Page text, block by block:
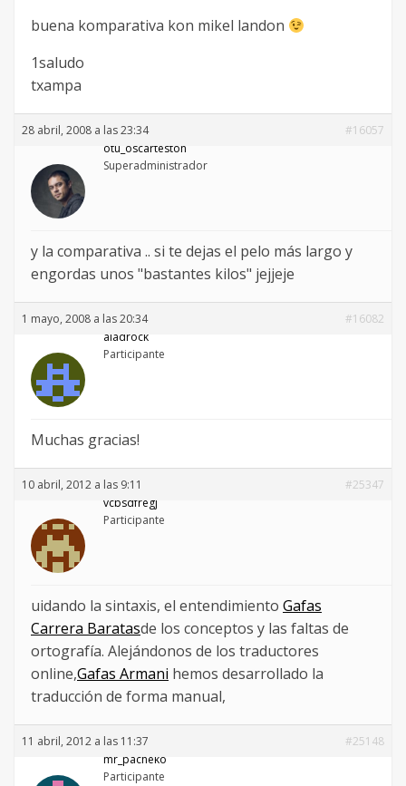
buena komparativa kon mikel landon
1saludo
txampa
28 abril, 2008 a las 23:34
#16057
otu_oscarteston
Superadministrador
y la comparativa .. si te dejas el pelo más largo y
engordas unos "bastantes kilos" jejjeje
1 mayo, 2008 a las 20:34
#16082
aladrock
Participante
Muchas gracias!
10 abril, 2012 a las 9:11
#25347
vcbsdfregj
Participante
uidando la sintaxis, el entendimiento Gafas
Carrera Baratasde los conceptos y las faltas de
ortografía. Alejándonos de los traductores
online,Gafas Armani hemos desarrollado la
traducción de forma manual,
11 abril, 2012 a las 11:37
#25148
mr_pacheko
Participante